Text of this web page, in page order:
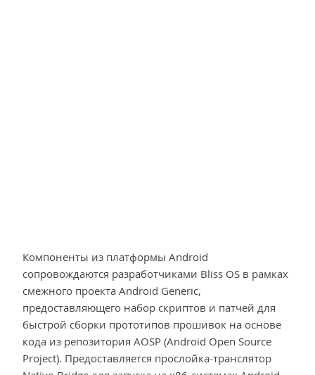
Компоненты из платформы Android
сопровождаются разработчиками Bliss OS в рамках
смежного проекта Android Generic,
предоставляющего набор скриптов и патчей для
быстрой сборки прототипов прошивок на основе
кода из репозитория AOSP (Android Open Source
Project). Предоставляется прослойка-транслятор